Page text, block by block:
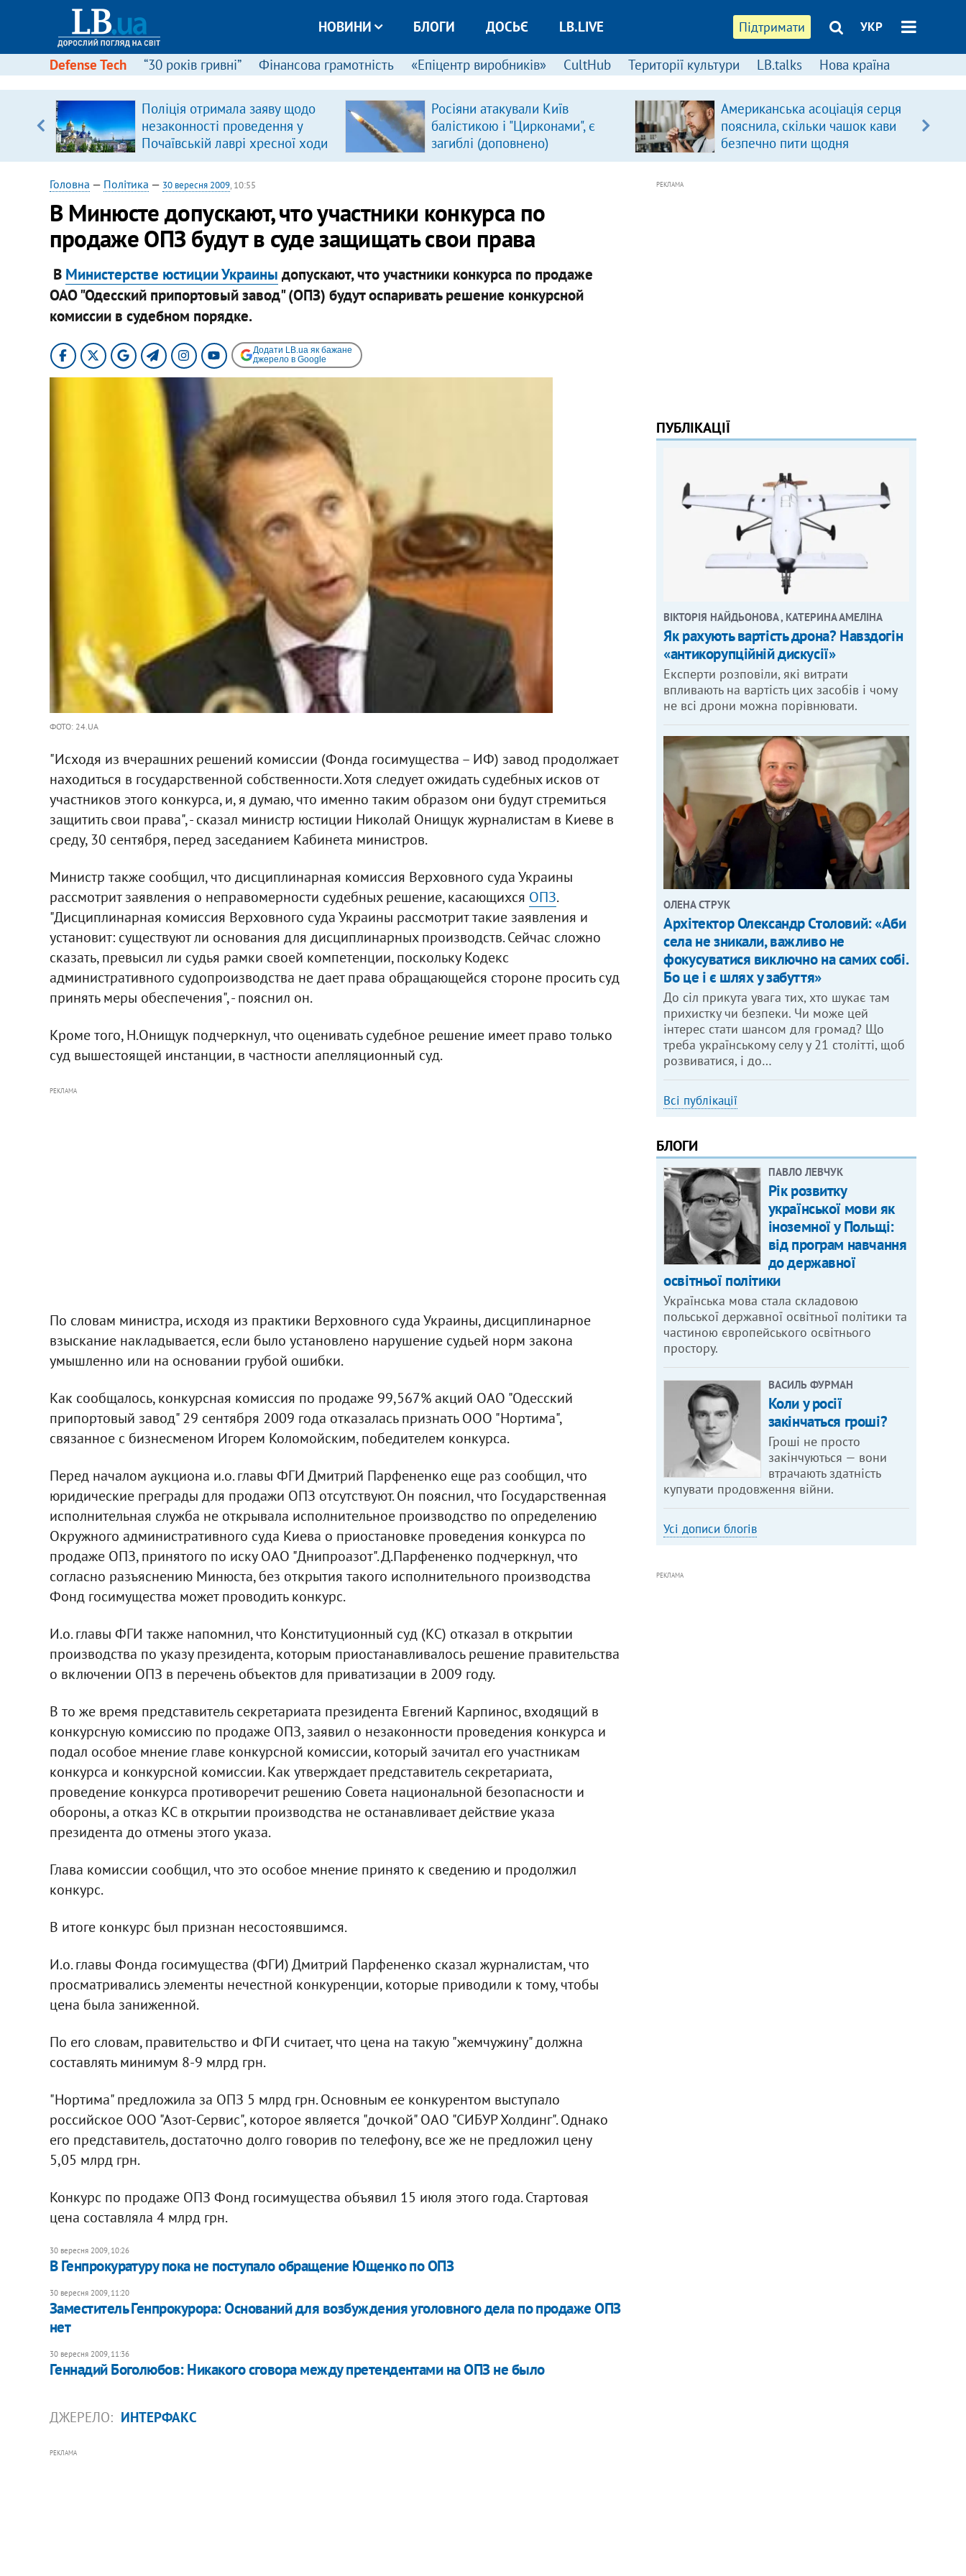
Підтримати УКР
НОВИНИ БЛОГИ ДОСЬЄ LB.LIVE
Defense Tech “30 років гривні” Фінансова грамотність «Епіцентр виробників» CultHub Території культури LB.talks Нова країна
Поліція отримала заяву щодо
незаконності проведення у
Почаївській лаврі хресної ходи
Росіяни атакували Київ
балістикою і "Цирконами", є
загиблі (доповнено)
Американська асоціація серця
пояснила, скільки чашок кави
безпечно пити щодня
Головна — Політика — 30 вересня 2009, 10:55
В Минюсте допускают, что участники конкурса по
продаже ОПЗ будут в суде защищать свои права
В Министерстве юстиции Украины допускают, что участники конкурса по продаже
ОАО "Одесский припортовый завод" (ОПЗ) будут оспаривать решение конкурсной
комиссии в судебном порядке.
Додати LB.ua як бажане
джерело в Google
ФОТО: 24.UA
"Исходя из вчерашних решений комиссии (Фонда госимущества – ИФ) завод продолжает
находиться в государственной собственности. Хотя следует ожидать судебных исков от
участников этого конкурса, и, я думаю, что именно таким образом они будут стремиться
защитить свои права", - сказал министр юстиции Николай Онищук журналистам в Киеве в
среду, 30 сентября, перед заседанием Кабинета министров.
Министр также сообщил, что дисциплинарная комиссия Верховного суда Украины
рассмотрит заявления о неправомерности судебных решение, касающихся ОПЗ.
"Дисциплинарная комиссия Верховного суда Украины рассмотрит такие заявления и
установит: существуют ли основания для дисциплинарных производств. Сейчас сложно
сказать, превысил ли судья рамки своей компетенции, поскольку Кодекс
административного судопроизводства не дает права обращающейся стороне просить суд
принять меры обеспечения", - пояснил он.
Кроме того, Н.Онищук подчеркнул, что оценивать судебное решение имеет право только
суд вышестоящей инстанции, в частности апелляционный суд.
РЕКЛАМА
По словам министра, исходя из практики Верховного суда Украины, дисциплинарное
взыскание накладывается, если было установлено нарушение судьей норм закона
умышленно или на основании грубой ошибки.
Как сообщалось, конкурсная комиссия по продаже 99,567% акций ОАО "Одесский
припортовый завод" 29 сентября 2009 года отказалась признать ООО "Нортима",
связанное с бизнесменом Игорем Коломойским, победителем конкурса.
Перед началом аукциона и.о. главы ФГИ Дмитрий Парфененко еще раз сообщил, что
юридические преграды для продажи ОПЗ отсутствуют. Он пояснил, что Государственная
исполнительная служба не открывала исполнительное производство по определению
Окружного административного суда Киева о приостановке проведения конкурса по
продаже ОПЗ, принятого по иску ОАО "Днипроазот". Д.Парфененко подчеркнул, что
согласно разъяснению Минюста, без открытия такого исполнительного производства
Фонд госимущества может проводить конкурс.
И.о. главы ФГИ также напомнил, что Конституционный суд (КС) отказал в открытии
производства по указу президента, которым приостанавливалось решение правительства
о включении ОПЗ в перечень объектов для приватизации в 2009 году.
В то же время представитель секретариата президента Евгений Карпинос, входящий в
конкурсную комиссию по продаже ОПЗ, заявил о незаконности проведения конкурса и
подал особое мнение главе конкурсной комиссии, который зачитал его участникам
конкурса и конкурсной комиссии. Как утверждает представитель секретариата,
проведение конкурса противоречит решению Совета национальной безопасности и
обороны, а отказ КС в открытии производства не останавливает действие указа
президента до отмены этого указа.
Глава комиссии сообщил, что это особое мнение принято к сведению и продолжил
конкурс.
В итоге конкурс был признан несостоявшимся.
И.о. главы Фонда госимущества (ФГИ) Дмитрий Парфененко сказал журналистам, что
просматривались элементы нечестной конкуренции, которые приводили к тому, чтобы
цена была заниженной.
По его словам, правительство и ФГИ считает, что цена на такую "жемчужину" должна
составлять минимум 8-9 млрд грн.
"Нортима" предложила за ОПЗ 5 млрд грн. Основным ее конкурентом выступало
российское ООО "Азот-Сервис", которое является "дочкой" ОАО "СИБУР Холдинг". Однако
его представитель, достаточно долго говорив по телефону, все же не предложил цену
5,05 млрд грн.
Конкурс по продаже ОПЗ Фонд госимущества объявил 15 июля этого года. Стартовая
цена составляла 4 млрд грн.
30 вересня 2009, 10:26
В Генпрокуратуру пока не поступало обращение Ющенко по ОПЗ
30 вересня 2009, 11:20
Заместитель Генпрокурора: Оснований для возбуждения уголовного дела по продаже ОПЗ
нет
30 вересня 2009, 11:36
Геннадий Боголюбов: Никакого сговора между претендентами на ОПЗ не было
ДЖЕРЕЛО: ИНТЕРФАКС
РЕКЛАМА
РЕКЛАМА
ПУБЛІКАЦІЇ
ВІКТОРІЯ НАЙДЬОНОВА , КАТЕРИНА АМЕЛІНА
Як рахують вартість дрона? Навздогін
«антикорупційній дискусії»
Експерти розповіли, які витрати
впливають на вартість цих засобів і чому
не всі дрони можна порівнювати.
ОЛЕНА СТРУК
Архітектор Олександр Столовий: «Аби
села не зникали, важливо не
фокусуватися виключно на самих собі.
Бо це і є шлях у забуття»
До сіл прикута увага тих, хто шукає там
прихистку чи безпеки. Чи може цей
інтерес стати шансом для громад? Що
треба українському селу у 21 столітті, щоб
розвиватися, і до…
Всі публікації
БЛОГИ
ПАВЛО ЛЕВЧУК
Рік розвитку
української мови як
іноземної у Польщі:
від програм навчання
до державної
освітньої політики
Українська мова стала складовою
польської державної освітньої політики та
частиною європейського освітнього
простору.
ВАСИЛЬ ФУРМАН
Коли у росії
закінчаться гроші?
Гроші не просто
закінчуються — вони
втрачають здатність
купувати продовження війни.
Усі дописи блогів
РЕКЛАМА